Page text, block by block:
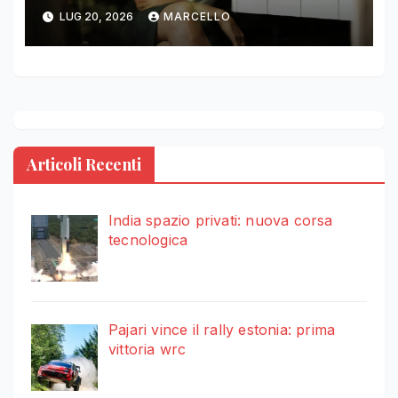
LUG 20, 2026 MARCELLO
Articoli Recenti
India spazio privati: nuova corsa
tecnologica
Pajari vince il rally estonia: prima
vittoria wrc